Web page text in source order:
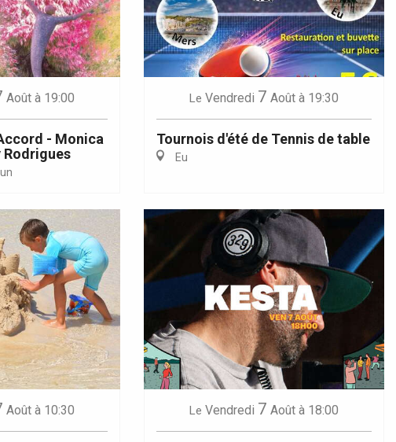
Août à 19:00
- Monica
Rodrigues
Le Vendredi 7 Août à 19:30
Tournois d'été de Tennis de table
Eu
Août à 10:30 Le Vendredi 7 Août à 18:00